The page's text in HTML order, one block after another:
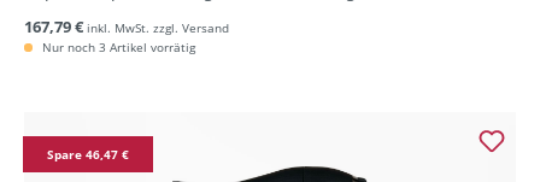
167,79 € inkl. MwSt. zzgl. Versand
Nur noch 3 Artikel vorrätig
Spare 46,47 €